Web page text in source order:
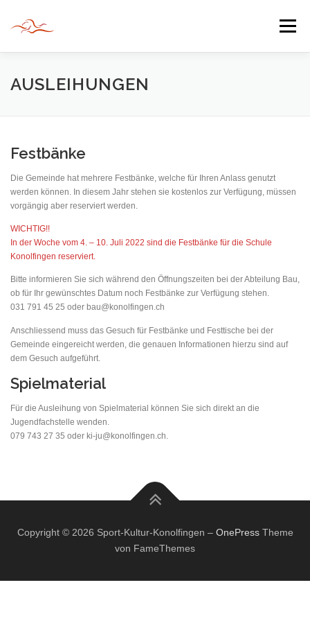
springen
Menü
HERZLICH WILLKOMMEN
INFORMATIONEN
AUSLEIHUNGEN
Festbänke
Die Gemeinde hat mehrere Festbänke, welche für Ihren Anlass genutzt
werden können. In diesem Jahr stehen sie kostenlos zur Verfügung, müssen
vorgängig aber reserviert werden.
WICHTIG!!
In der Woche vom 4. – 10. Juli 2022 sind die Festbänke für die Schule
Konolfingen reserviert.
Bitte informieren Sie sich während den Öffnungszeiten bei der Abteilung Bau,
ob für Ihr gewünschtes Datum noch Festbänke zur Verfügung stehen.
031 791 45 25 oder bau@konolfingen.ch
Anschliessend muss das Gesuch für Festbänke und Festtische bei der
Gemeinde eingereicht werden, die genauen Informationen hierzu sind auf
dem Gesuch aufgeführt.
Spielmaterial
Für die Ausleihung von Spielmaterial können Sie sich direkt an die
Jugendfachstelle wenden.
079 743 27 35 oder ki-ju@konolfingen.ch.
Copyright © 2026 Sport-Kultur-Konolfingen – OnePressTheme
von FameThemes